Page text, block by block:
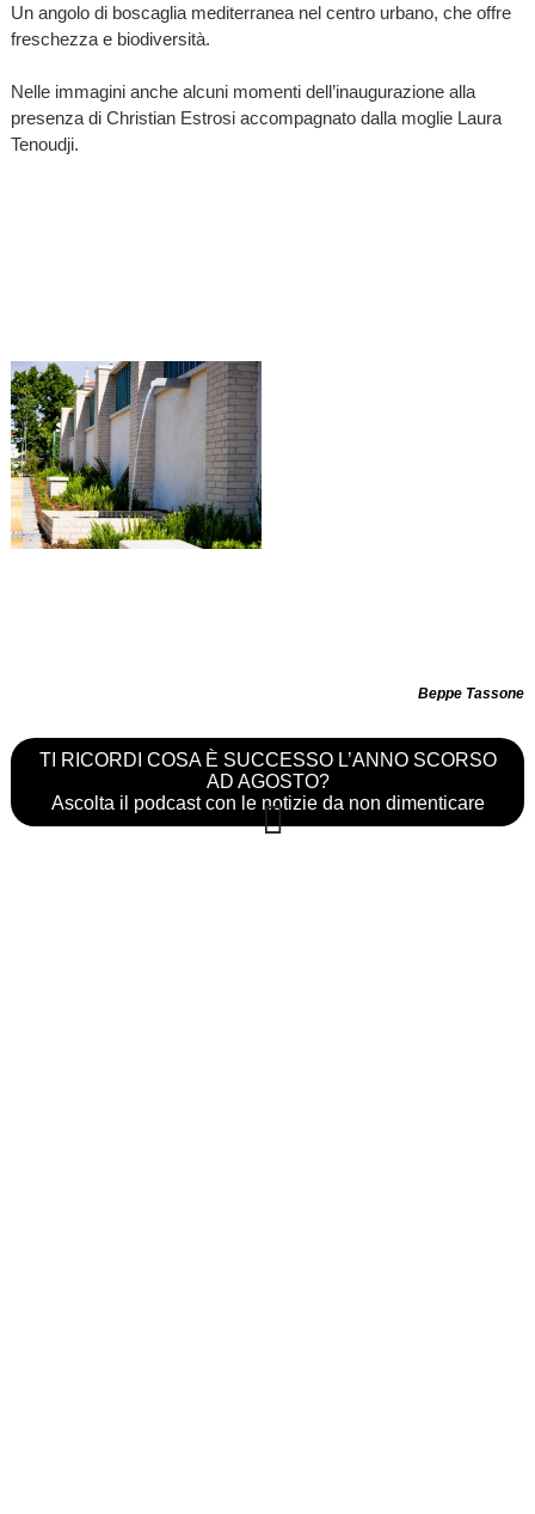
Un angolo di boscaglia mediterranea nel centro urbano, che offre
freschezza e biodiversità.
Nelle immagini anche alcuni momenti dell’inaugurazione alla
presenza di Christian Estrosi accompagnato dalla moglie Laura
Tenoudji.
Beppe Tassone
TI RICORDI COSA È SUCCESSO L’ANNO SCORSO
AD AGOSTO?
Ascolta il podcast con le notizie da non dimenticare